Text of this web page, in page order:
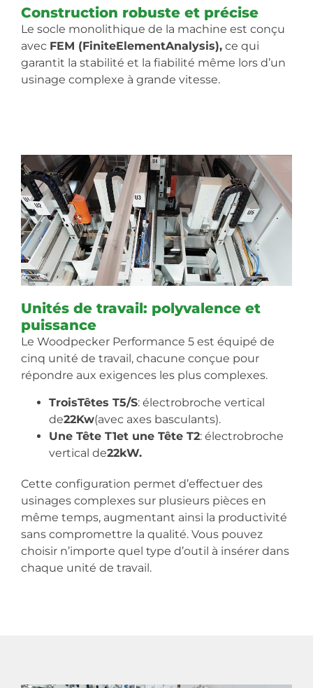
Construction robuste et précise
Le socle monolithique de la machine est conçu
avec FEM (FiniteElementAnalysis), ce qui
garantit la stabilité et la fiabilité même lors d’un
usinage complexe à grande vitesse.
Unités de travail: polyvalence et
puissance
Le Woodpecker Performance 5 est équipé de
cinq unité de travail, chacune conçue pour
répondre aux exigences les plus complexes.
TroisTêtes T5/S: électrobroche vertical
de22Kw(avec axes basculants).
Une Tête T1et une Tête T2: électrobroche
vertical de22kW.
Cette configuration permet d’effectuer des
usinages complexes sur plusieurs pièces en
même temps, augmentant ainsi la productivité
sans compromettre la qualité. Vous pouvez
choisir n’importe quel type d’outil à insérer dans
chaque unité de travail.